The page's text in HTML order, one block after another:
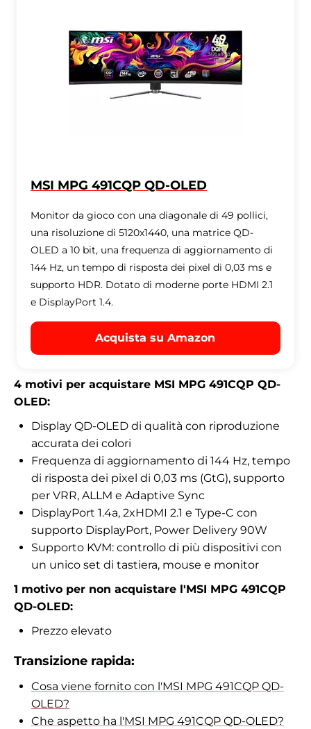
MSI MPG 491CQP QD-OLED
Monitor da gioco con una diagonale di 49 pollici,
una risoluzione di 5120x1440, una matrice QD-
OLED a 10 bit, una frequenza di aggiornamento di
144 Hz, un tempo di risposta dei pixel di 0,03 ms e
supporto HDR. Dotato di moderne porte HDMI 2.1
e DisplayPort 1.4.
Acquista su Amazon
4 motivi per acquistare MSI MPG 491CQP QD-
OLED:
Display QD-OLED di qualità con riproduzione
accurata dei colori
Frequenza di aggiornamento di 144 Hz, tempo
di risposta dei pixel di 0,03 ms (GtG), supporto
per VRR, ALLM e Adaptive Sync
DisplayPort 1.4a, 2xHDMI 2.1 e Type-C con
supporto DisplayPort, Power Delivery 90W
Supporto KVM: controllo di più dispositivi con
un unico set di tastiera, mouse e monitor
1 motivo per non acquistare l'MSI MPG 491CQP
QD-OLED:
Prezzo elevato
Transizione rapida:
Cosa viene fornito con l'MSI MPG 491CQP QD-
OLED?
Che aspetto ha l'MSI MPG 491CQP QD-OLED?